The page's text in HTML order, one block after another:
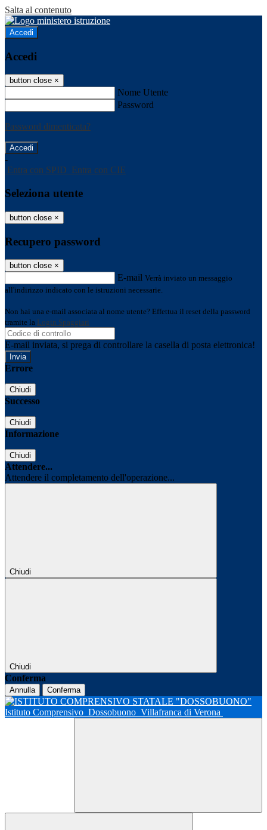
Salta al contenuto
Accedi
Accedi
button close ×
Nome Utente
Password
Password dimenticata?
-
Entra con SPID Entra con CIE
Seleziona utente
button close ×
Recupero password
button close ×
E-mail Verrà inviato un messaggio
all'indirizzo indicato con le istruzioni necessarie.
Non hai una e-mail associata al nome utente? Effettua il reset della password
tramite la Login Spaggiari
E-mail inviata, si prega di controllare la casella di posta elettronica!
Errore
Chiudi
Successo
Chiudi
Informazione
Chiudi
Attendere...
Attendere il completamento dell'operazione...
Chiudi
Chiudi
Conferma
Annulla Conferma
Istituto Comprensivo Dossobuono Villafranca di Verona